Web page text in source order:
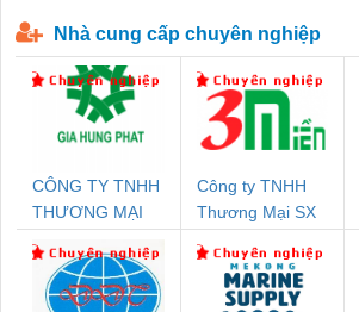
Nhà cung cấp chuyên nghiệp
CÔNG TY TNHH
THƯƠNG MẠI
THUẬT ĐIỆN CƠ
GIA HƯNG PHÁT
Công ty TNHH
Thương Mại SX